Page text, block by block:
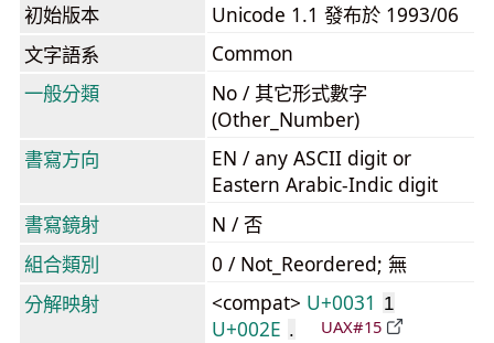
初始版本
Unicode 1.1 發布於 1993/06
文字語系
Common
一般分類
No / 其它形式數字
(Other_Number)
書寫方向
EN / any ASCII digit or
Eastern Arabic-Indic digit
書寫鏡射
N / 否
組合類別
0 / Not_Reordered; 無
分解映射
<compat> U+0031 1
U+002E UAX#15